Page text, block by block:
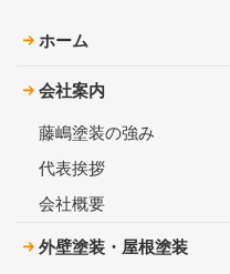
ホーム
会社案内
藤嶋塗装の強み
代表挨拶
会社概要
外壁塗装・屋根塗装